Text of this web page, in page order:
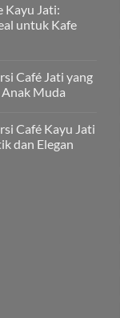
Kayu Jati:
untuk Kafe
Café Jati yang
Muda
Café Kayu Jati
dan Elegan